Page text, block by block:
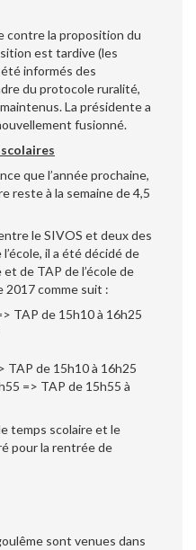
contre la proposition du
est tardive (les
informés des
du protocole ruralité,
La présidente a
fusionné.
que l’année prochaine,
reste à la semaine de 4,5
le SIVOS et deux des
il a été décidé de
de TAP de l’école de
2017 comme suit :
TAP de 15h10 à 16h25
TAP de 15h10 à 16h25
=> TAP de 15h55 à
temps scolaire et le
pour la rentrée de
sont venues dans